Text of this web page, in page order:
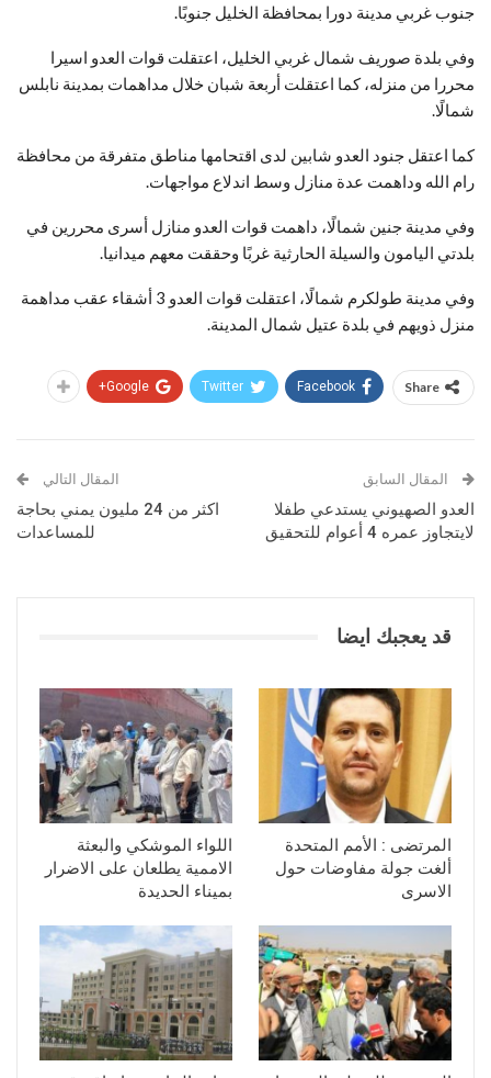
جنوب غربي مدينة دورا بمحافظة الخليل جنوبًا.
وفي بلدة صوريف شمال غربي الخليل، اعتقلت قوات العدو اسيرا
محررا من منزله، كما اعتقلت أربعة شبان خلال مداهمات بمدينة نابلس
شمالًا.
كما اعتقل جنود العدو شابين لدى اقتحامها مناطق متفرقة من محافظة
رام الله وداهمت عدة منازل وسط اندلاع مواجهات.
وفي مدينة جنين شمالًا، داهمت قوات العدو منازل أسرى محررين في
بلدتي اليامون والسيلة الحارثية غربًا وحققت معهم ميدانيا.
وفي مدينة طولكرم شمالًا، اعتقلت قوات العدو 3 أشقاء عقب مداهمة
منزل ذويهم في بلدة عتيل شمال المدينة.
Share
Facebook
Twitter
Google+
المقال السابق
العدو الصهيوني يستدعي طفلا
لايتجاوز عمره 4 أعوام للتحقيق
المقال التالي
اكثر من 24 مليون يمني بحاجة
للمساعدات
قد يعجبك ايضا
المرتضى : الأمم المتحدة
ألغت جولة مفاوضات حول
الاسرى
اللواء الموشكي والبعثة
الاممية يطلعان على الاضرار
بميناء الحديدة